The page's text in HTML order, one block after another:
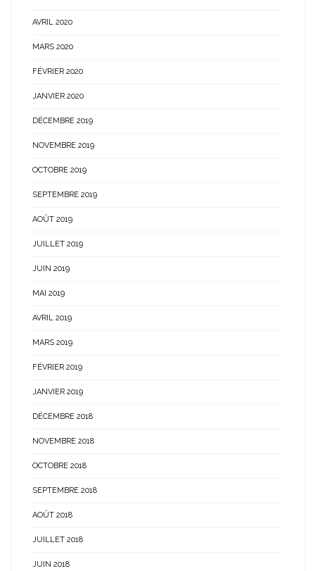
AVRIL 2020
MARS 2020
FÉVRIER 2020
JANVIER 2020
DÉCEMBRE 2019
NOVEMBRE 2019
OCTOBRE 2019
SEPTEMBRE 2019
AOÛT 2019
JUILLET 2019
JUIN 2019
MAI 2019
AVRIL 2019
MARS 2019
FÉVRIER 2019
JANVIER 2019
DÉCEMBRE 2018
NOVEMBRE 2018
OCTOBRE 2018
SEPTEMBRE 2018
AOÛT 2018
JUILLET 2018
JUIN 2018